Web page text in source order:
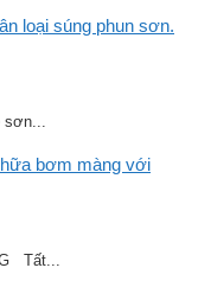
loại súng phun sơn.
bơm màng với
Tất...